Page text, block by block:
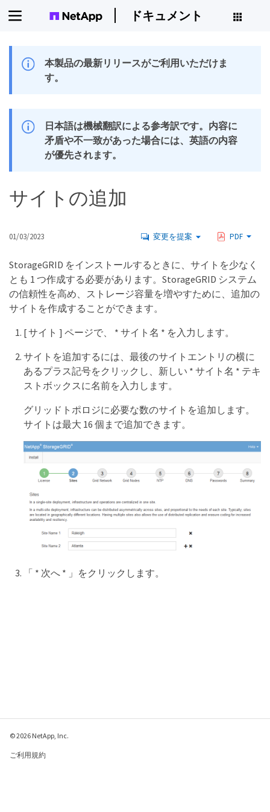
ドキュメント
本製品の最新リリースがご利用いただけま
す。
日本語は機械翻訳による参考訳です。内容に
矛盾や不一致があった場合には、英語の内容
が優先されます。
サイトの追加
01/03/2023 変更を提案 PDF
StorageGRID をインストールするときに、サイトを少なく
とも 1 つ作成する必要があります。StorageGRID システム
の信頼性を高め、ストレージ容量を増やすために、追加の
サイトを作成することができます。
[ サイト ] ページで、 * サイト名 * を入力します。
サイトを追加するには、最後のサイトエントリの横に
あるプラス記号をクリックし、新しい * サイト名 * テキ
ストボックスに名前を入力します。
グリッドトポロジに必要な数のサイトを追加します。
サイトは最大 16 個まで追加できます。
「 * 次へ * 」をクリックします。
© 2026 NetApp, Inc.
ご利用規約